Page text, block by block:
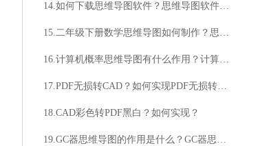
14.如何下载思维导图软件？思维导图软件如何下载？
15.二年级下册数学思维导图如何制作？思维导图如何帮助学习数学？
16.计算机概率思维导图有什么作用？计算机概率思维导图如何应用？
17.PDF无损转CAD？如何实现PDF无损转CAD？
18.CAD彩色转PDF黑白？如何实现？
19.GC器思维导图的作用是什么？GC器思维导图如何使用？